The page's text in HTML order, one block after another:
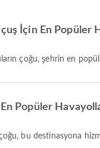
İçin En Popüler
çoğu, şehrin en
Popüler
çoğu, bu destinasyona